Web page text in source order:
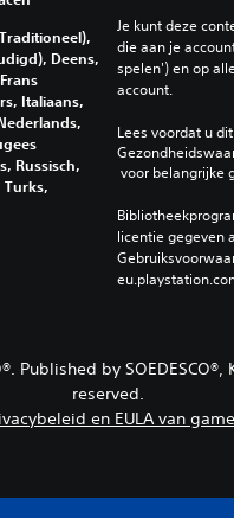
Deens,
Italiaans,
Russisch,
Turks,
Je kunt deze
die aan je
spelen') en op
account.
Lees voordat u
voor belangrijke
licentie gegeven
Published by
reserved.
en EULA van game